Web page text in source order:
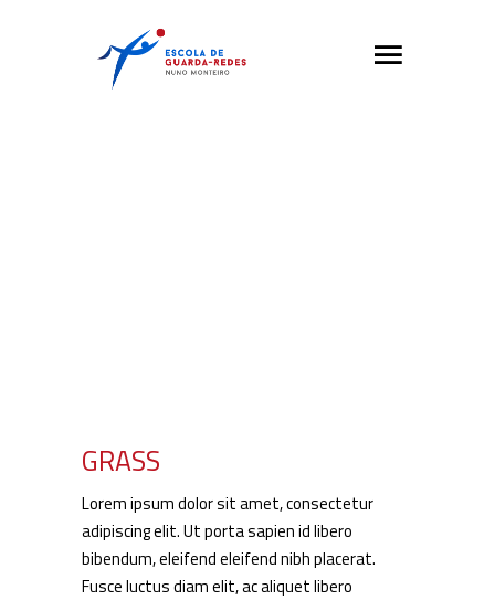
GRASS
Lorem ipsum dolor sit amet, consectetur
adipiscing elit. Ut porta sapien id libero
bibendum, eleifend eleifend nibh placerat.
Fusce luctus diam elit, ac aliquet libero